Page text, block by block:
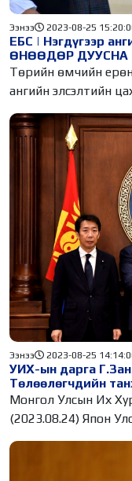
ЕБС | Нэгдүгээр
ӨНӨӨДӨР ДУУСНА
Ээнээ 2023-08-25
Төрийн өмчийн
ангийн элсэлтийн
УИХ-ын дарга
Төлөөлөгчдийн
уулзав
Ээнээ 2023-08-25
Монгол Улсын Их
(2023.08.24) Япон